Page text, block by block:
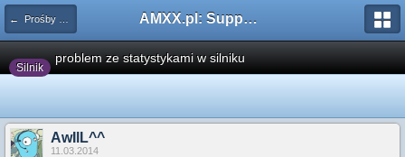
← Prośby o modyfikacje silników/klas/perków AMXX.pl: Support AMX Mod X i SourceMod
Silnik
problem ze statystykami w silniku
AwIlL^^
11.03.2014